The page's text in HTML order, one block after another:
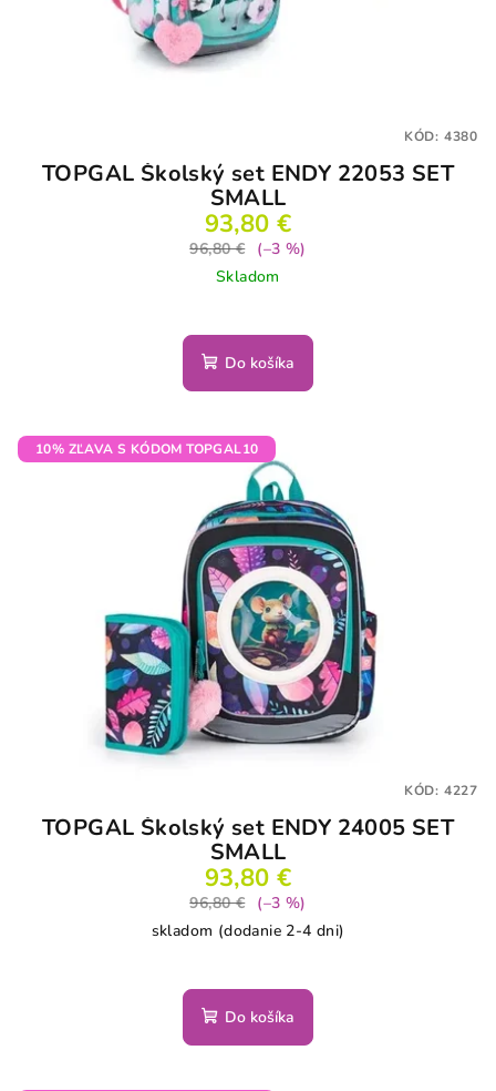
TOPGAL Školský set ENDY 22053 SET
SMALL
93,80 €
96,80 €
(–3 %)
Skladom
Do košíka
KÓD: 4380
10% ZĽAVA S KÓDOM TOPGAL10
TOPGAL Školský set ENDY 24005 SET
SMALL
93,80 €
96,80 €
(–3 %)
skladom (dodanie 2-4 dni)
Do košíka
KÓD: 4227